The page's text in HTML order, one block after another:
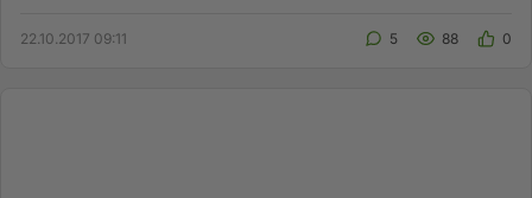
22.10.2017 09:11 5 88 0